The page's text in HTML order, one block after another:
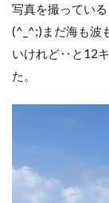
写真を撮ってい
(^_^;)まだ海も波
いけれど‥と12
た。